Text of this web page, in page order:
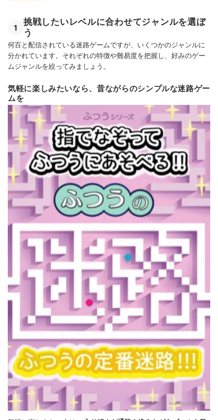
1
挑戦したいレベルに合わせてジャンルを選ぼ
う
何百と配信されている迷路ゲームですが、いくつかのジャンルに
分かれています。それぞれの特徴や難易度を把握し、好みのゲー
ムジャンルを絞ってみましょう。
気軽に楽しみたいなら、昔ながらのシンプルな迷路ゲー
ムを
出典： apps.apple.com